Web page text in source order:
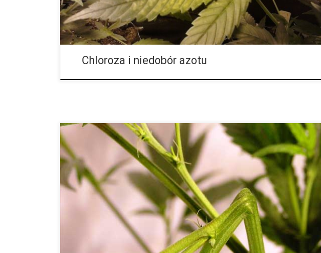
Chloroza i niedobór azotu
Choroba ta występuje też pod nazwami Fusarium oxysporum albo Pythium
debaryanum SYMPTOMY: Choroba ta objawia się tym, że młode sadzonki, które kilka
dni wcześniej wykiełkowały i mają kilka centymetrów wielkości, […]